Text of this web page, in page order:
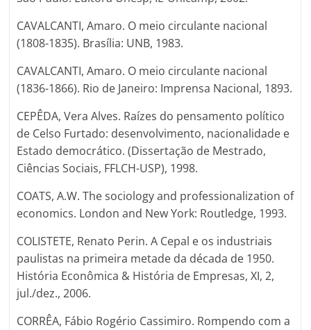
CAVALCANTI, Amaro. O meio circulante nacional
(1808-1835). Brasília: UNB, 1983.
CAVALCANTI, Amaro. O meio circulante nacional
(1836-1866). Rio de Janeiro: Imprensa Nacional, 1893.
CEPÊDA, Vera Alves. Raízes do pensamento político
de Celso Furtado: desenvolvimento, nacionalidade e
Estado democrático. (Dissertação de Mestrado,
Ciências Sociais, FFLCH-USP), 1998.
COATS, A.W. The sociology and professionalization of
economics. London and New York: Routledge, 1993.
COLISTETE, Renato Perin. A Cepal e os industriais
paulistas na primeira metade da década de 1950.
História Econômica & História de Empresas, XI, 2,
jul./dez., 2006.
CORRÊA, Fábio Rogério Cassimiro. Rompendo com a